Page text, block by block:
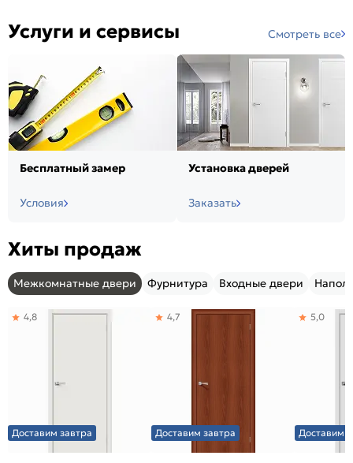
Услуги и сервисы Смотреть все
Бесплатный замер
Условия
Установка дверей
Заказать
Хиты продаж
Межкомнатные двери Фурнитура Входные двери
Доставим завтра
4,8
Доставим завтра
4,7
Доставим
5,0